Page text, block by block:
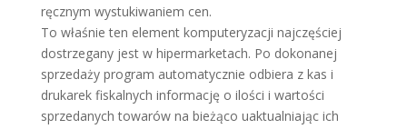
ręcznym wystukiwaniem cen.
To właśnie ten element komputeryzacji najczęściej
dostrzegany jest w hipermarketach. Po dokonanej
sprzedaży program automatycznie odbiera z kas i
drukarek fiskalnych informację o ilości i wartości
sprzedanych towarów na bieżąco uaktualniając ich